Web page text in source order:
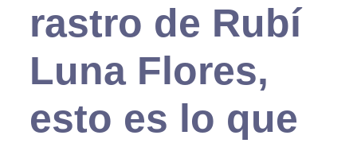
rastro de Rubí
Luna Flores,
esto es lo que